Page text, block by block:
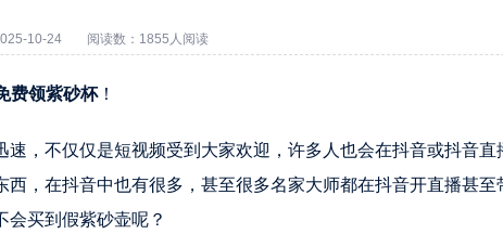
10-24 阅读数： 1855人阅读
费领紫砂杯！
速，不仅仅是短视频受到大家欢迎，许多人也会在抖音或抖音
西，在抖音中也有很多，甚至很多名家大师都在抖音开直播甚
会买到假紫砂壶呢？